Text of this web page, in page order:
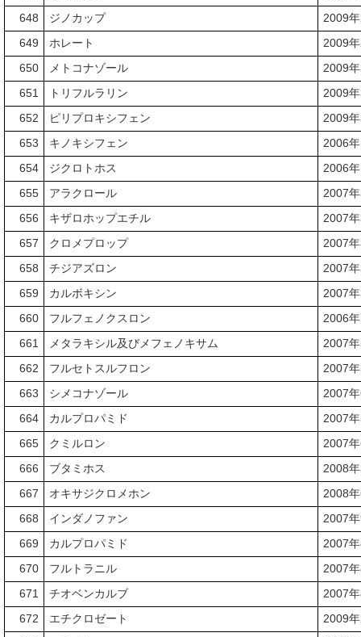
648 ジノカップ 2009
649 ホレート 2009
650 メトコナゾール 2009
651 トリフルラリン 2009
652 ピリプロキシフェン 2009
653 キノキシフェン 2006
654 ジクロトホス 2006
655 アラクロール 2007
656 キザロホップエチル 2007
657 クロメプロップ 2007
658 チジアズロン 2007
659 カルボキシン 2007
660 フルフェノクスロン 2006
661 メタラキシル及びメフェノキサム 2007
662 フルセトスルフロン 2007
663 シメコナゾール 2007
664 カルプロパミド 2007
665 クミルロン 2007
666 ブタミホス 2008
667 オキサジクロメホン 2008
668 インダノファン 2007
669 カルプロパミド 2007
670 フルトラニル 2007
671 チオベンカルブ 2007
672 エチクロゼート 2009